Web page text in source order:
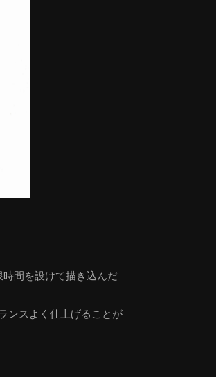
間を設けて描き込んだ
ンスよく仕上げることが